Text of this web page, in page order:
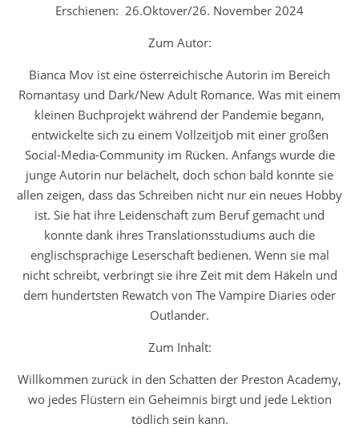
Erschienen: 26.Oktover/26. November 2024
Zum Autor:
Bianca Mov ist eine österreichische Autorin im Bereich
Romantasy und Dark/New Adult Romance. Was mit einem
kleinen Buchprojekt während der Pandemie begann,
entwickelte sich zu einem Vollzeitjob mit einer großen
Social-Media-Community im Rücken. Anfangs wurde die
junge Autorin nur belächelt, doch schon bald konnte sie
allen zeigen, dass das Schreiben nicht nur ein neues Hobby
ist. Sie hat ihre Leidenschaft zum Beruf gemacht und
konnte dank ihres Translationsstudiums auch die
englischsprachige Leserschaft bedienen. Wenn sie mal
nicht schreibt, verbringt sie ihre Zeit mit dem Häkeln und
dem hundertsten Rewatch von The Vampire Diaries oder
Outlander.
Zum Inhalt:
Willkommen zurück in den Schatten der Preston Academy,
wo jedes Flüstern ein Geheimnis birgt und jede Lektion
tödlich sein kann.